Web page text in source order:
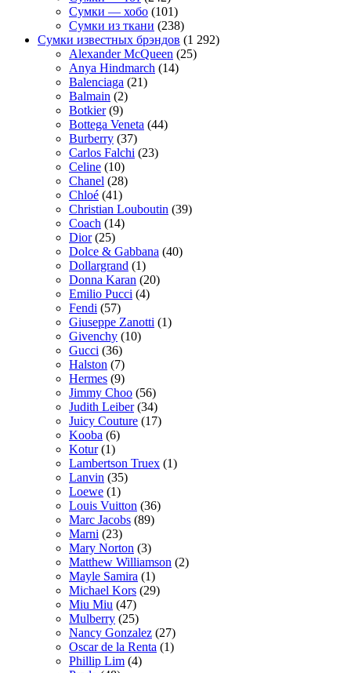
Сумки — хобо (101)
Сумки из ткани (238)
Сумки известных брэндов (1 292)
Alexander McQueen (25)
Anya Hindmarch (14)
Balenciaga (21)
Balmain (2)
Botkier(9)
Bottega Veneta (44)
Burberry (37)
Carlos Falchi (23)
Celine (10)
Chanel (28)
Chloé (41)
Christian Louboutin (39)
Coach (14)
Dior(25)
Dolce & Gabbana (40)
Dollargrand (1)
Donna Karan (20)
Emilio Pucci (4)
Fendi (57)
Giuseppe Zanotti (1)
Givenchy (10)
Gucci (36)
Halston (7)
Hermes (9)
Jimmy Choo (56)
Judith Leiber(34)
Juicy Couture (17)
Kooba (6)
Kotur(1)
Lambertson Truex (1)
Lanvin (35)
Loewe (1)
Louis Vuitton (36)
Marc Jacobs (89)
Marni (23)
Mary Norton (3)
Matthew Williamson (2)
Mayle Samira (1)
Michael Kors (29)
Miu Miu (47)
Mulberry (25)
Nancy Gonzalez (27)
Oscar de la Renta (1)
Phillip Lim (4)